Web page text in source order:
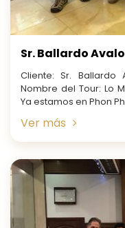
Sr. Ballardo
Cliente: Sr. Ballardo
Nombre del Tour: Lo
Ya estamos en Phon
Ver más